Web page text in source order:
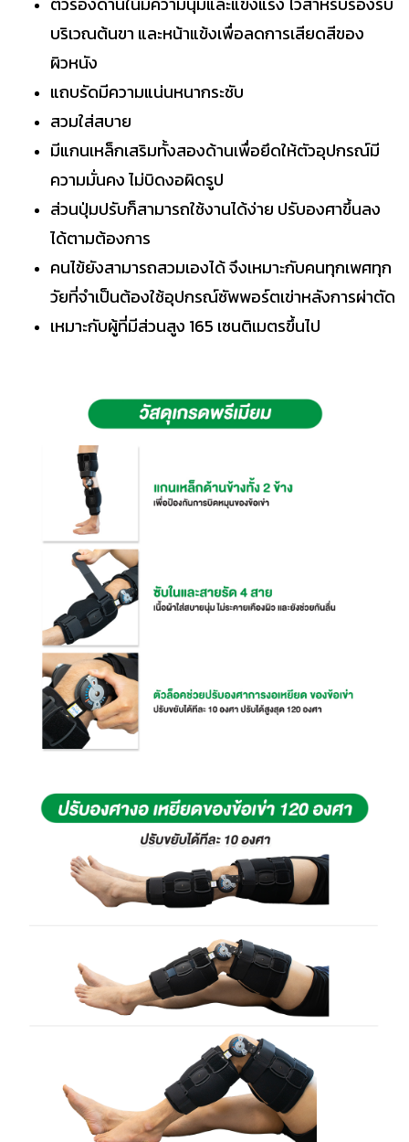
บริเวณต้นขา และหน้าแข้งเพื่อลดการเสียดสีของ
ผิวหนัง
แถบรัดมีความแน่นหนากระชับ
สวมใส่สบาย
มีแกนเหล็กเสริมทั้งสองด้านเพื่อยึดให้ตัวอุปกรณ์มี
ความมั่นคง ไม่บิดงอผิดรูป
ส่วนปุ่มปรับก็สามารถใช้งานได้ง่าย ปรับองศาขึ้นลง
ได้ตามต้องการ
คนไข้ยังสามารถสวมเองได้ จึงเหมาะกับคนทุกเพศทุก
วัยที่จำเป็นต้องใช้อุปกรณ์ซัพพอร์ตเข่าหลังการผ่าตัด
เหมาะกับผู้ที่มีส่วนสูง 165 เซนติเมตรขึ้นไป